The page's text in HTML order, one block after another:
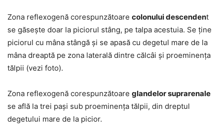
Zona reflexogenă corespunzătoare colonului descendent
se găsește doar la piciorul stâng, pe talpa acestuia. Se ține
piciorul cu mâna stângă și se apasă cu degetul mare de la
mâna dreaptă pe zona laterală dintre călcâi și proeminența
tălpii (vezi foto).
Zona reflexogenă corespunzătoare glandelor suprarenale
se află la trei pași sub proeminența tălpii, din dreptul
degetului mare de la picior.